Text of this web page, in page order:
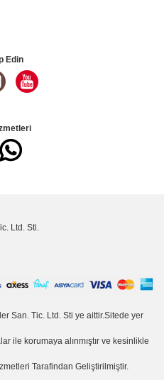
Edin
Ltd. Sti.
San. Tic. Ltd. Sti ye aittir.Sitede yer
ile korumaya alınmıştır ve kesinlikle
Tarafindan Geliştirilmiştir.